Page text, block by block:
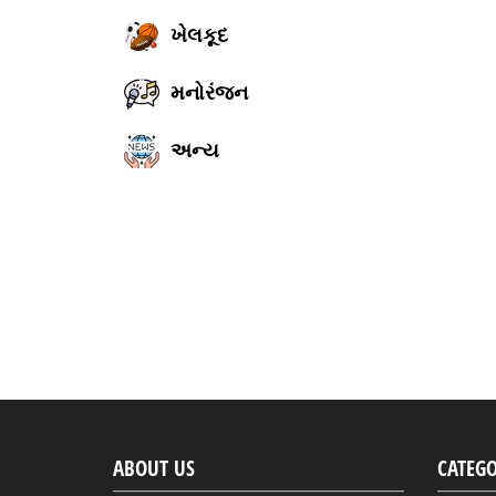
ખેલકૂદ
મનોરંજન
અન્ય
ABOUT US